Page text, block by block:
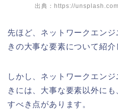
出典： https://
先ほど、ネットワークエン
きの大事な要素について紹介
しかし、ネットワークエン
きには、大事な要素以外に
すべき点があります。